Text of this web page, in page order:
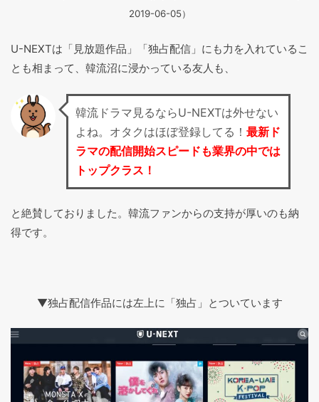
2019-06-05）
U-NEXTは「見放題作品」「独占配信」にも力を入れているこ
とも相まって、韓流沼に浸かっている友人も、
韓流ドラマ見るならU-NEXTは外せない
よね。オタクはほぼ登録してる！ 最新ド
ラマの配信開始スピードも業界の中では
トップクラス！
と絶賛しておりました。韓流ファンからの支持が厚いのも納
得です。
▼独占配信作品には左上に「独占」とついています